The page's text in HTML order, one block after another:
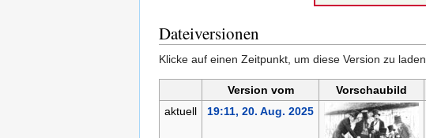
Dateiversionen
Klicke auf einen Zeitpunkt, um diese Version zu laden.
Version vom Vorschaubild
aktuell
19:11, 20. Aug. 2025